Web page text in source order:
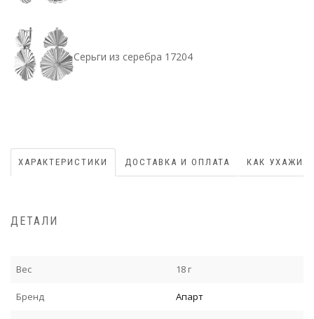
Серьги из серебра 17204
ХАРАКТЕРИСТИКИ ДОСТАВКА И ОПЛАТА КАК
ДЕТАЛИ
Вес 18 г
Бренд Апарт